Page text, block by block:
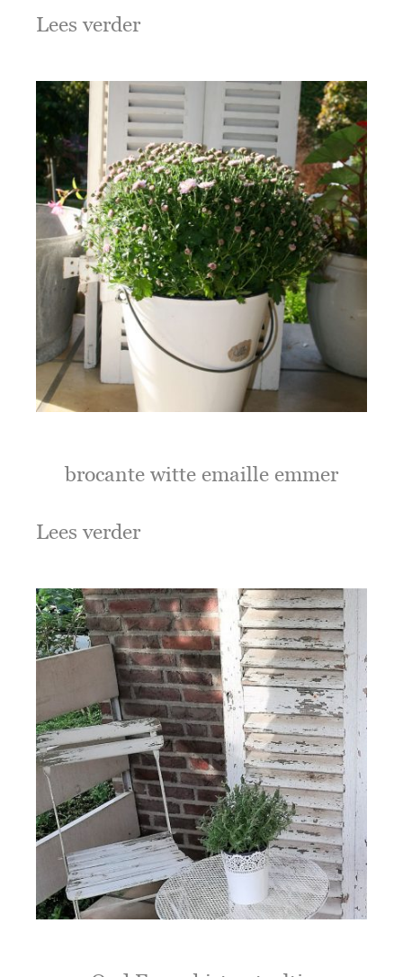
Lees verder
brocante witte emaille emmer
Lees verder